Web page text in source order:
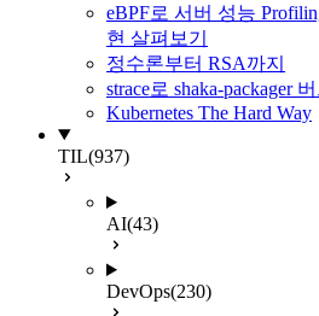
eBPF로 서버 성능
현 살펴보기
정수론부터 RSA까지
strace로 shaka-packager
Kubernetes The Hard Way
TIL(937)
AI(43)
DevOps(230)